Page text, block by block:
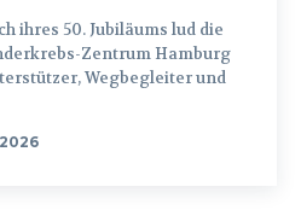
Zentrum Hamburg
Wegbegleiter und